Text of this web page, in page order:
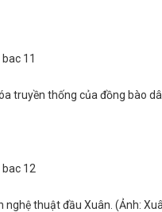
truyền thống của đồng bào
nghệ thuật đầu Xuân. (Ảnh: